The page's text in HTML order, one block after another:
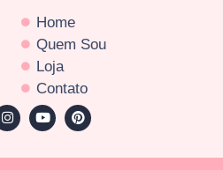
Home
Quem Sou
Loja
Contato